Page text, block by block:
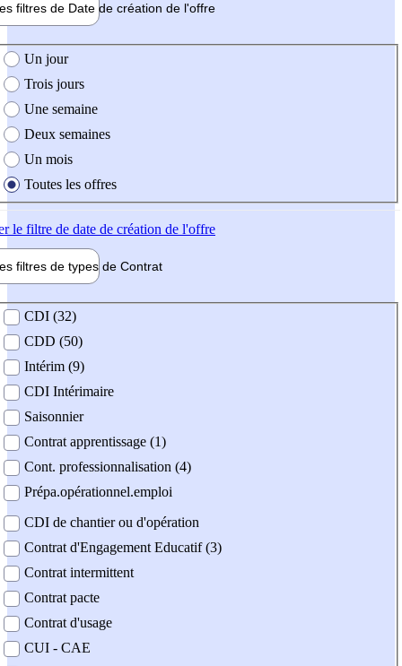
filtres de Date de création de l'offre
création de l'offre
Un jour
Trois jours
Une semaine
Deux semaines
Un mois
Toutes les offres
le filtre de date de création de l'offre
filtres de types de Contrat
contrat
CDI (32)
CDD (50)
Intérim (9)
CDI Intérimaire
Saisonnier
Contrat apprentissage (1)
Cont. professionnalisation (4)
Prépa.opérationnel.emploi
CDI de chantier ou d'opération
Contrat d'Engagement Educatif (3)
Contrat intermittent
Contrat pacte
Contrat d'usage
CUI - CAE